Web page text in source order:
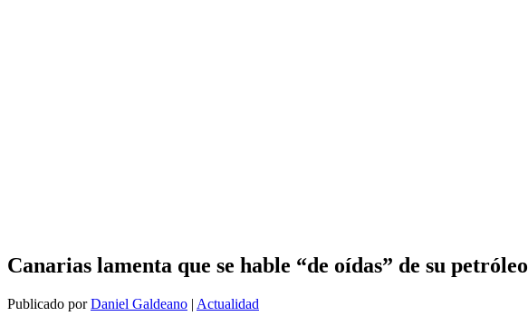
Canarias lamenta que se hable “de oídas” de su petróleo
Publicado porDaniel Galdeano | Actualidad